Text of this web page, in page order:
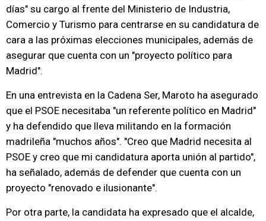
días" su cargo al frente del Ministerio de Industria,
Comercio y Turismo para centrarse en su candidatura de
cara a las próximas elecciones municipales, además de
asegurar que cuenta con un "proyecto político para
Madrid".
En una entrevista en la Cadena Ser, Maroto ha asegurado
que el PSOE necesitaba "un referente político en Madrid"
y ha defendido que lleva militando en la formación
madrileña "muchos años". "Creo que Madrid necesita al
PSOE y creo que mi candidatura aporta unión al partido",
ha señalado, además de defender que cuenta con un
proyecto "renovado e ilusionante".
Por otra parte, la candidata ha expresado que el alcalde,